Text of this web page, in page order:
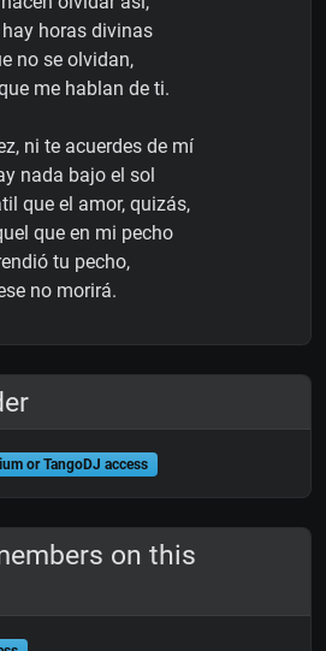
hay horas divinas
no se olvidan,
me hablan de ti.
ni te acuerdes de mí
nada bajo el sol
que el amor, quizás,
que en mi pecho
tu pecho,
no morirá.
or TangoDJ access
on this